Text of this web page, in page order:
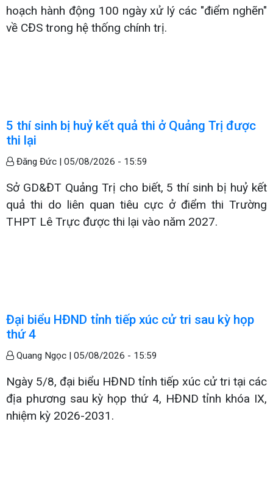
hoạch hành động 100 ngày xử lý các "điểm nghẽn"
về CĐS trong hệ thống chính trị.
5 thí sinh bị huỷ kết quả thi ở Quảng Trị được
thi lại
Đăng Đức | 05/08/2026 - 15:59
Sở GD&ĐT Quảng Trị cho biết, 5 thí sinh bị huỷ kết
quả thi do liên quan tiêu cực ở điểm thi Trường
THPT Lê Trực được thi lại vào năm 2027.
Đại biểu HĐND tỉnh tiếp xúc cử tri sau kỳ họp
thứ 4
Quang Ngọc | 05/08/2026 - 15:59
Ngày 5/8, đại biểu HĐND tỉnh tiếp xúc cử tri tại các
địa phương sau kỳ họp thứ 4, HĐND tỉnh khóa IX,
nhiệm kỳ 2026-2031.